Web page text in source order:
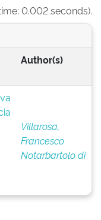
0.002 seconds).
Author(s)
Villarosa,
Francesco
Notarbartolo di